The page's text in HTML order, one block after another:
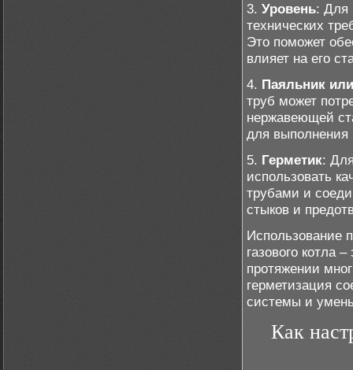
3. Уровень: Для
технических
Это поможет
влияет на его
4. Паяльник
труб может
нержавеющей
для выполнения
5. Герметик:
использовать
трубами и
стыков и
Использование
газового котла
протяжении
герметизация
системы и
Как